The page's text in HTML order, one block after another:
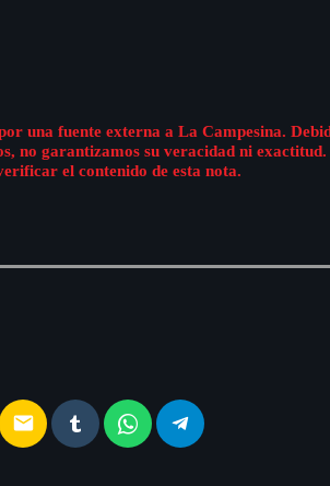
una fuente externa a La Campesina.
no garantizamos su veracidad ni
el contenido de esta nota.
email